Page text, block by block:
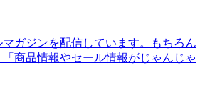
ガジンを配信しています。もちろん
商品情報やセール情報がじゃんじゃ